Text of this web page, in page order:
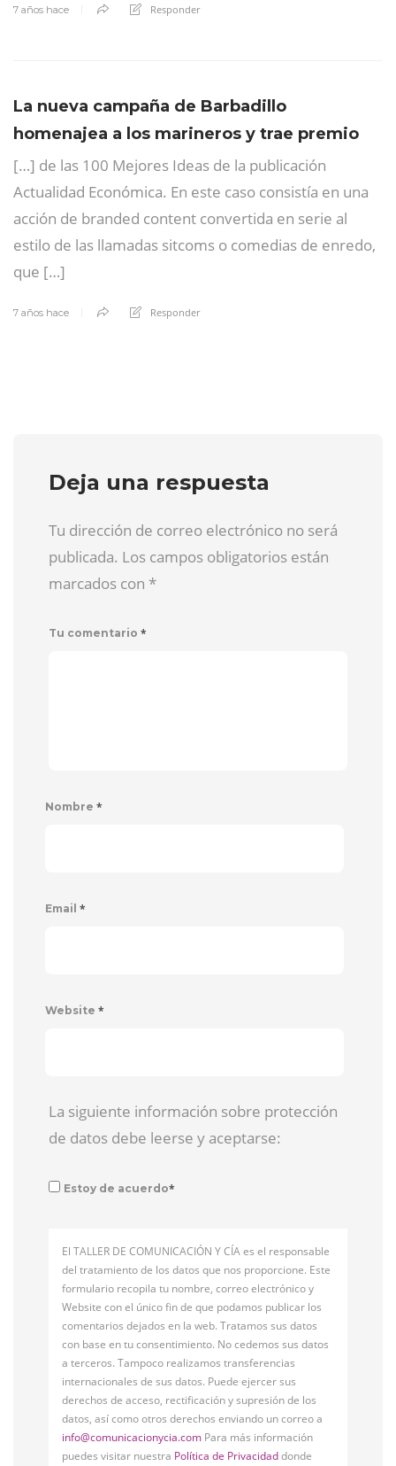
7 años hace Responder
La nueva campaña de Barbadillo
homenajea a los marineros y trae premio
[…] de las 100 Mejores Ideas de la publicación
Actualidad Económica. En este caso consistía en una
acción de branded content convertida en serie al
estilo de las llamadas sitcoms o comedias de enredo,
que […]
7 años hace Responder
Deja una respuesta
Tu dirección de correo electrónico no será
publicada. Los campos obligatorios están
marcados con *
Tu comentario *
Nombre *
Email *
Website *
La siguiente información sobre protección
de datos debe leerse y aceptarse:
Estoy de acuerdo*
El TALLER DE COMUNICACIÓN Y CÍA es el responsable
del tratamiento de los datos que nos proporcione. Este
formulario recopila tu nombre, correo electrónico y
Website con el único fin de que podamos publicar los
comentarios dejados en la web. Tratamos sus datos
con base en tu consentimiento. No cedemos sus datos
a terceros. Tampoco realizamos transferencias
internacionales de sus datos. Puede ejercer sus
derechos de acceso, rectificación y supresión de los
datos, así como otros derechos enviando un correo a
info@comunicacionycia.com Para más información
puedes visitar nuestra Política de Privacidaddonde